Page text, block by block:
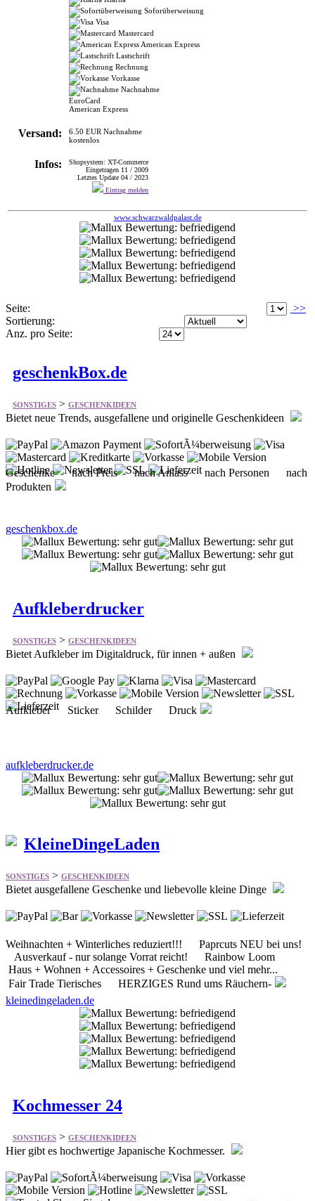
Soforüberweisung
Visa
Mastercard
American Express
Lastschrift
Rechnung
Vorkasse
Nachnahme
EuroCard
American Express
Versand:
6.50 EUR Nachnahme
kostenlos
Infos:
Shopsystem: XT-Commerce
Eingetragen 11 / 2009
Letztes Update 04 / 2023
Eintrag melden
www.schwarzwaldpalast.de
Seite:
>>
Sortierung:
Anz. pro Seite:
geschenkBox.de
SONSTIGES>GESCHENKIDEEN
Bietet neue Trends, ausgefallene und originelle Geschenkideen
Geschenke nach Preis nach Anlass nach Personen nach
Produkten
geschenkbox.de
Aufkleberdrucker
SONSTIGES>GESCHENKIDEEN
Bietet Aufkleber im Digitaldruck, für innen + außen
Aufkleber Sticker Schilder Druck
aufkleberdrucker.de
KleineDingeLaden
SONSTIGES > GESCHENKIDEEN
Bietet ausgefallene Geschenke und liebevolle kleine Dinge
Weihnachten + Winterliches reduziert!!! Paprcuts NEU bei uns!
Ausverkauf - nur solange Vorrat reicht! Rainbow Loom
Haus + Wohnen + Accessoires + Geschenke und viel mehr...
Fair Trade Tierisches HERZIGES Rund ums Räuchern-
kleinedingeladen.de
Kochmesser 24
SONSTIGES>GESCHENKIDEEN
Hier gibt es hochwertige Japanische Kochmesser.